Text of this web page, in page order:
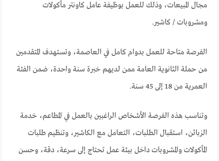
مجال المبيعات، وذلك للعمل بوظيفة عامل كاونتر مأكولات
ومشروبات / كاشير.
الفرصة متاحة للعمل بدوام كامل في العاصمة، وتستهدف المتقدمين
من حملة الثانوية العامة ممن لديهم خبرة سنة واحدة، ضمن الفئة
العمرية من 18 إلى 45 سنة.
وتناسب هذه الفرصة الأشخاص الراغبين بالعمل في المطاعم، خدمة
الزبائن، استقبال الطلبات، التعامل مع الكاشير، وتنظيم طلبات
المأكولات والمشروبات داخل بيئة عمل تحتاج إلى سرعة، دقة، وحسن